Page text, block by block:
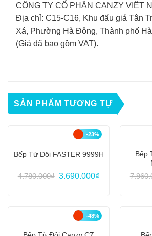
CÔNG TY CỔ PHẦN CANZY VIỆT
Địa chỉ: C15-C16, Khu đấu giá Tân
Xá, Phường Hà Đông, Thành phố
(Giá đã bao gồm VAT).
SẢN PHẨM TƯƠNG TỰ
-23%
Bếp Từ Đôi FASTER 9999H
4.780.000₫ Giá
3.690.000₫
Bếp
-48%